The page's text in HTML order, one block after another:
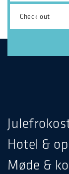
Hotel &
Møde &